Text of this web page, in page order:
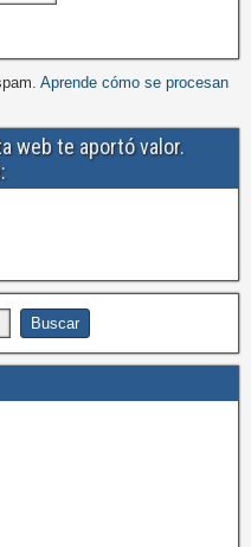
Aprende cómo se procesan
web te aportó valor.